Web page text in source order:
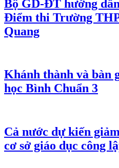
Bộ GD-ĐT hướng
Điểm thi Trường
Quang
Khánh thành và bàn
học Bình Chuẩn 3
Cả nước dự kiến
cơ sở giáo dục công